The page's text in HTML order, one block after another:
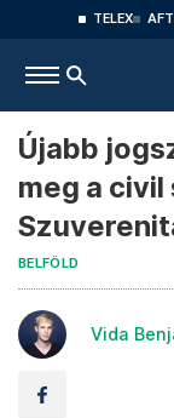
TELEX
Újabb
meg a
BELFÖLD
Vida